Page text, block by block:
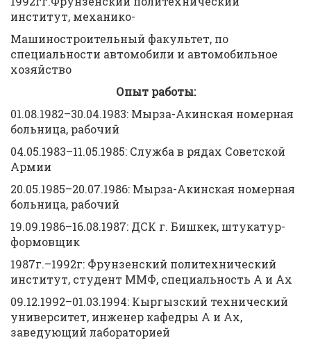
институт, механико-
Машиностроительный факультет, по
специальности автомобили и автомобильное
хозяйство
Опыт работы:
01.08.1982–30.04.1983: Мырза-Акинская номерная
больница, рабочий
04.05.1983–11.05.1985: Служба в рядах Советской
Армии
20.05.1985–20.07.1986: Мырза-Акинская номерная
больница, рабочий
19.09.1986–16.08.1987: ДСК г. Бишкек, штукатур-
формовщик
1987г.–1992г: Фрунзенский политехнический
институт, студент ММФ, специальность А и Ах
09.12.1992–01.03.1994: Кыргызский технический
университет, инженер кафедры А и Ах,
заведующий лабораторией